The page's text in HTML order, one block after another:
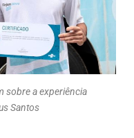
sobre a experiência
Santos